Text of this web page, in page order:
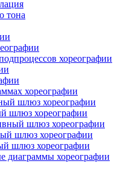
тона
хореографии
хореографии
шлюз хореографии
шлюз хореографии
шлюз хореографии
шлюз хореографии
шлюз хореографии
диаграммы хореографии